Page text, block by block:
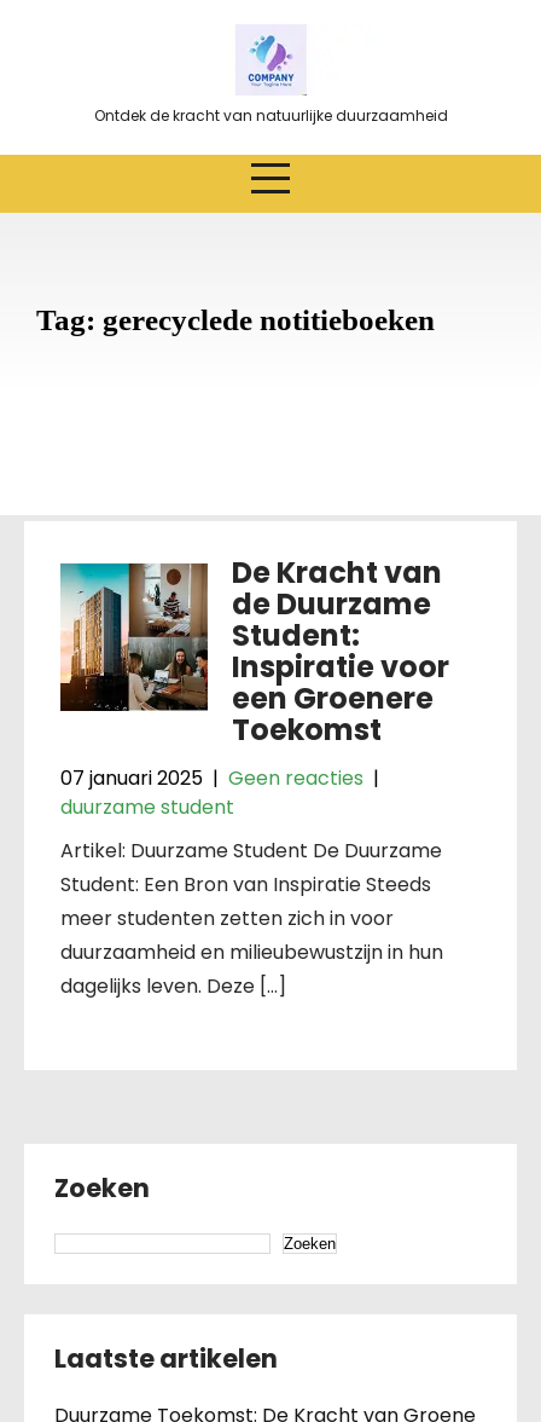
Ontdek de kracht van natuurlijke duurzaamheid
Tag: gerecyclede notitieboeken
De Kracht van
de Duurzame
Student:
Inspiratie voor
een Groenere
Toekomst
07 januari 2025 | Geen reacties |
duurzame student
Artikel: Duurzame Student De Duurzame
Student: Een Bron van Inspiratie Steeds
meer studenten zetten zich in voor
duurzaamheid en milieubewustzijn in hun
dagelijks leven. Deze […]
Zoeken
Zoeken
Laatste artikelen
Duurzame Toekomst: De Kracht van Groene